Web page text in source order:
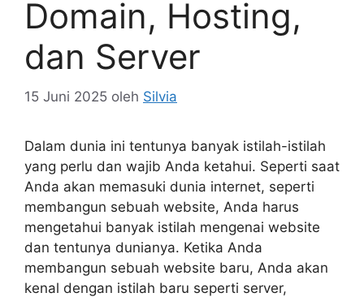
Domain, Hosting,
dan Server
15 Juni 2025 oleh Silvia
Dalam dunia ini tentunya banyak istilah-istilah
yang perlu dan wajib Anda ketahui. Seperti saat
Anda akan memasuki dunia internet, seperti
membangun sebuah website, Anda harus
mengetahui banyak istilah mengenai website
dan tentunya dunianya. Ketika Anda
membangun sebuah website baru, Anda akan
kenal dengan istilah baru seperti server,